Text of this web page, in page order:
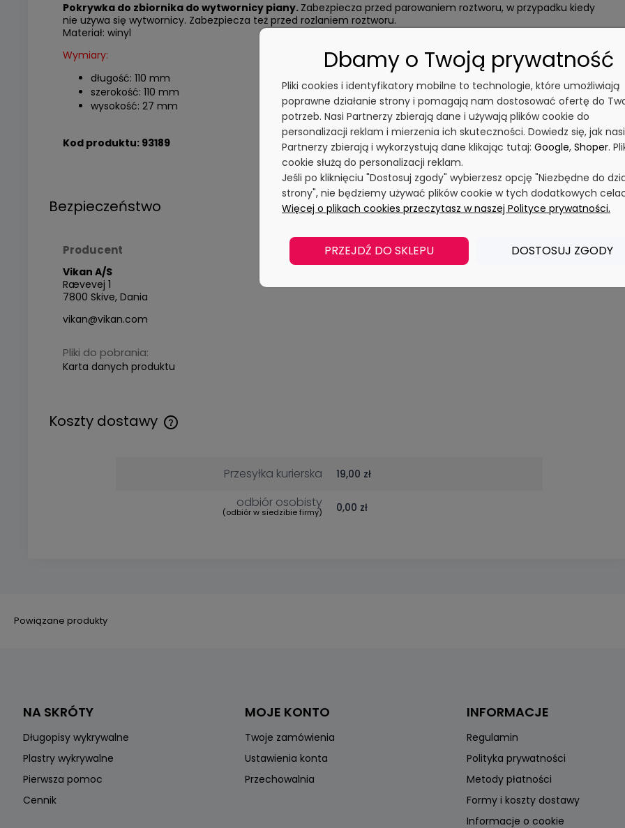
Pokrywka do zbiornika do wytwornicy piany. Zabezpiecza przed parowaniem roztworu, w przypadku kiedy
nie używa się wytwornicy. Zabezpiecza też przed rozlaniem roztworu.
Materiał: winyl
Wymiary:
długość: 110 mm
szerokość: 110 mm
wysokość: 27 mm
Kod produktu: 93189
Bezpieczeństwo
Producent
Vikan A/S
Rævevej 1
7800 Skive, Dania
vikan@vikan.com
Pliki do pobrania:
Karta danych produktu
Koszty dostawy
Przesyłka kurierska 19,00 zł
odbiór osobisty
(odbiór w siedzibie firmy) 0,00 zł
Powiązane produkty
NA SKRÓTY
Długopisy wykrywalne
Plastry wykrywalne
Pierwsza pomoc
Cennik
MOJE KONTO
Twoje zamówienia
Ustawienia konta
Przechowalnia
INFORMACJE
Regulamin
Polityka prywatności
Metody płatności
Formy i koszty dostawy
Informacje o cookie
Dbamy o Twoją prywatność
Pliki cookies i identyfikatory mobilne to technologie, które umożliwiają
poprawne działanie strony i pomagają nam dostosować ofertę do
potrzeb. Nasi Partnerzy zbierają dane i używają plików cookie do
personalizacji reklam i mierzenia ich skuteczności. Dowiedz się, jak nasi
Partnerzy zbierają i wykorzystują dane klikając tutaj: Google, Shoper.
cookie służą do personalizacji reklam.
Jeśli po kliknięciu "Dostosuj zgody" wybierzesz opcję "Niezbędne do
strony", nie będziemy używać plików cookie w tych dodatkowych
Więcej o plikach cookies przeczytasz w naszej Polityce prywatności.
PRZEJDŹ DO SKLEPU DOSTOSUJ ZGODY